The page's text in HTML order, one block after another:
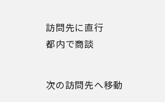
訪問先に直行
都内で商談
次の訪問先へ移動